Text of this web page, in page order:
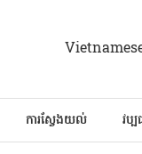
ការស្វែងយល់ វប្